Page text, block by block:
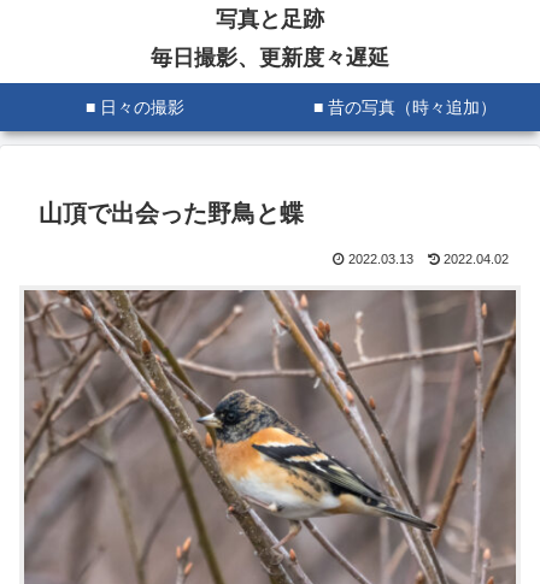
写真と足跡
毎日撮影、更新度々遅延
■ 日々の撮影 ■ 昔の写真（時々追加）
山頂で出会った野鳥と蝶
2022.03.13 2022.04.02